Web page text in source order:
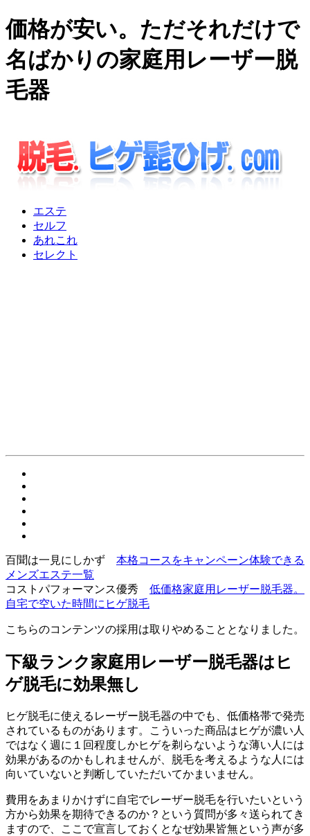
価格が安い。ただそれだけで
名ばかりの家庭用レーザー脱
毛器
エステ
セルフ
あれこれ
セレクト
百聞は一見にしかず 本格コースをキャンペーン体験できる
メンズエステ一覧
コストパフォーマンス優秀 低価格家庭用レーザー脱毛器。
自宅で空いた時間にヒゲ脱毛
こちらのコンテンツの採用は取りやめることとなりました。
下級ランク家庭用レーザー脱毛器はヒ
ゲ脱毛に効果無し
ヒゲ脱毛に使えるレーザー脱毛器の中でも、低価格帯で発売
されているものがあります。こういった商品はヒゲが濃い人
ではなく週に１回程度しかヒゲを剃らないような薄い人には
効果があるのかもしれませんが、脱毛を考えるような人には
向いていないと判断していただいてかまいません。
費用をあまりかけずに自宅でレーザー脱毛を行いたいという
方から効果を期待できるのか？という質問が多々送られてき
ますので、ここで宣言しておくと なぜ効果皆無という声が多